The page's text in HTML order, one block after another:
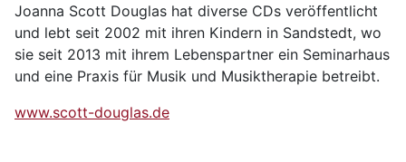
Joanna Scott Douglas hat diverse CDs veröffentlicht
und lebt seit 2002 mit ihren Kindern in Sandstedt, wo
sie seit 2013 mit ihrem Lebenspartner ein Seminarhaus
und eine Praxis für Musik und Musiktherapie betreibt.
www.scott-douglas.de